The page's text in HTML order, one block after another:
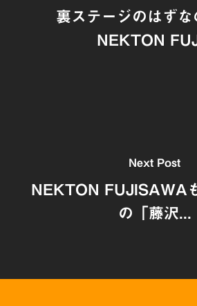
裏ステージのはずな
NEKTON
Next Post
NEKTON FUJISAWA
の「藤沢...